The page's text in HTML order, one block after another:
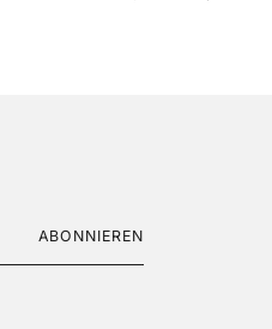
ABONNIEREN